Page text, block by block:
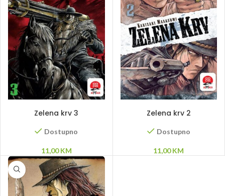
Zelena krv 3
Dostupno
11,00KM
Zelena krv 2
Dostupno
11,00KM